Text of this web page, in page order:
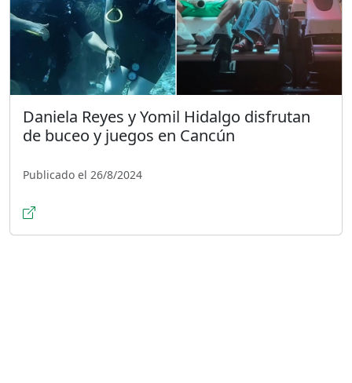
Daniela Reyes y Yomil Hidalgo disfrutan
de buceo y juegos en Cancún
Publicado el 26/8/2024